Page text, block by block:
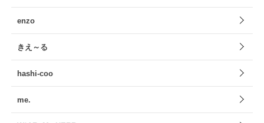
enzo
きえ～る
hashi-coo
me.